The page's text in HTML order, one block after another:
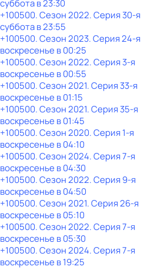
субботав23:30
+100500. Сезон 2022. Серия 30-я
субботав23:55
+100500. Сезон 2023. Серия 24-я
воскресенье в00:25
+100500. Сезон 2022. Серия 3-я
воскресенье в00:55
+100500. Сезон 2021. Серия 33-я
воскресенье в01:15
+100500. Сезон 2021. Серия 35-я
воскресенье в01:45
+100500. Сезон 2020. Серия 1-я
воскресенье в04:10
+100500. Сезон 2024. Серия 7-я
воскресенье в04:30
+100500. Сезон 2022. Серия 9-я
воскресенье в04:50
+100500. Сезон 2021. Серия 26-я
воскресенье в05:10
+100500. Сезон 2022. Серия 7-я
воскресенье в05:30
+100500. Сезон 2024. Серия 7-я
воскресенье в19:25